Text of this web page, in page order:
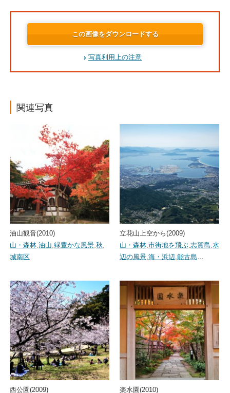
この画像をダウンロードする
写真利用上の注意
関連写真
油山観音(2010)
山・森林,油山,緑豊かな風景,秋,
城南区
立花山上空から(2009)
山・森林,市街地を飛ぶ,志賀島,水
辺の風景,海・浜辺,能古島…
西公園(2009) 楽水園(2010)